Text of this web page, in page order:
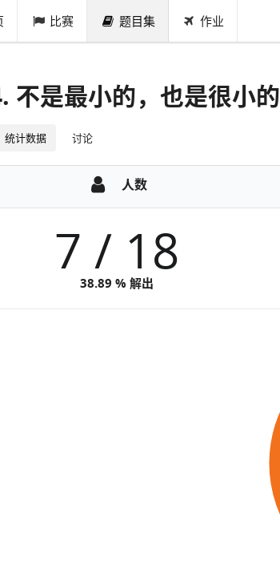
比赛 题目集 作业
不是最小的，也是很小的
统计数据 讨论
人数
7 / 18
38.89 % 解出